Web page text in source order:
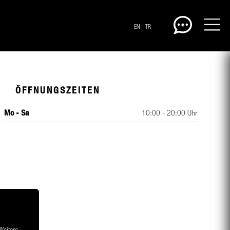
EN TR
ÖFFNUNGSZEITEN
Mo - Sa 10:00 - 20:00 Uhr